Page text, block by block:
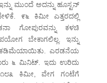
ಮುಂದೆ ಅದನ್ನು ಹೂಸ್ಟನ್
೯೬ ಕಿಮೀ ಎತ್ತರದಲ್ಲಿ
ಗೋಪುರವನ್ನು ಕಳಚಿ
ಬೇಕಾಗಲಿಲ್ಲ. ಇನ್ನು
ಕಡಿಮೆಯಾಯಿತು. ಎರಡನೆಯ
೬ ಮಿನಿಟ್. ಇದು ಉರಿದು
ಕಿಮೀ, ವೇಗ ಗಂಟೆಗೆ